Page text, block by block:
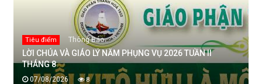
Tiêu điểm Thông Báo
LỜI CHÚA VÀ GIÁO LÝ NĂM PHỤNG VỤ 2026 TUẦN II
THÁNG 8
07/08/2026 8